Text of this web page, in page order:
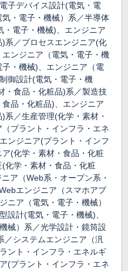
子デバイス設計(電気・電
・電子・機械）系／半導体
電子・機械)、エンジニア
系／プロセスエンジニア(化
ンジニア（電気・電子・機
・機械)、エンジニア（電
御設計(電気・電子・機
・食品・化粧品)系／製造技
品・化粧品)、エンジニア
／生産管理(化学・素材・
プラント・インフラ・エネ
ンジニア(プラント・インフ
(化学・素材・食品・化粧
化学・素材・食品・化粧
ア（Web系・オープン系・
エンジニア（スマホアプ
ニア（電気・電子・機械）
設計(電気・電子・機械)、
械）系／光学設計・鏡筒設
／システムエンジニア（汎
ント・インフラ・エネルギ
(プラント・インフラ・エネ